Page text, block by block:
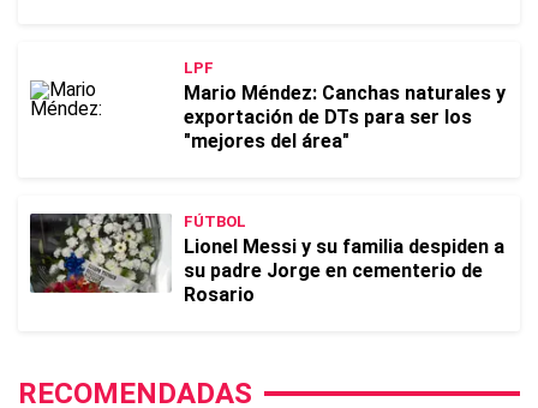
LPF
Mario Méndez: Canchas naturales y
exportación de DTs para ser los
"mejores del área"
FÚTBOL
Lionel Messi y su familia despiden a
su padre Jorge en cementerio de
Rosario
RECOMENDADAS